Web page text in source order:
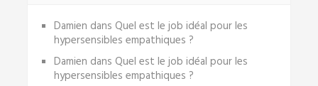
Damien dans Quel est le job idéal pour les
hypersensibles empathiques ?
Damien dans Quel est le job idéal pour les
hypersensibles empathiques ?